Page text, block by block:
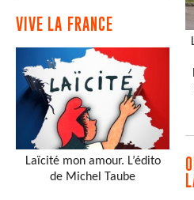
VIVE LA FRANCE
Laïcité mon amour. L’édito
de Michel Taube